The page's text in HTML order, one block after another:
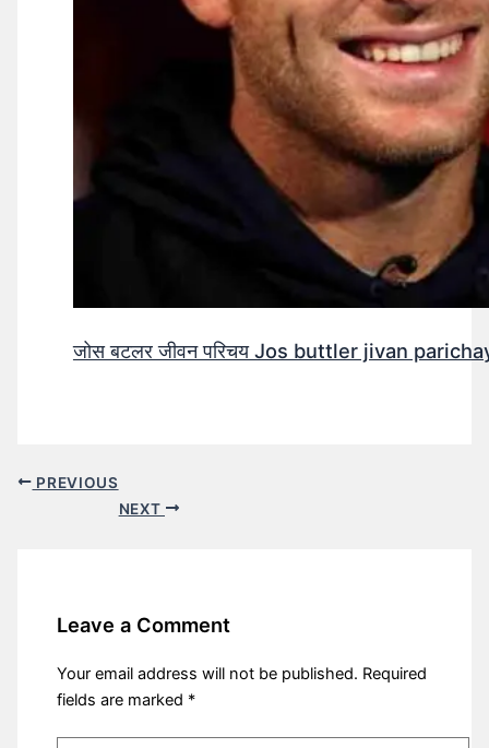
जोस बटलर जीवन परिचय Jos buttler jivan
PREVIOUS
NEXT
Leave a Comment
Your email address will not be published. Required
fields are marked *